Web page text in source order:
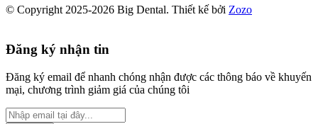
© Copyright 2025-2026 Big Dental. Thiết kế bởi Zozo
Đăng ký nhận tin
Đăng ký email để nhanh chóng nhận được các thông báo về khuyến
mại, chương trình giảm giá của chúng tôi